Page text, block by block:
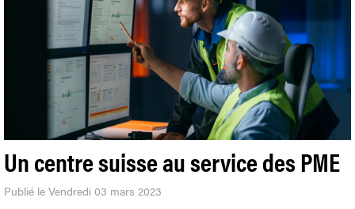
Un centre suisse au service des PME
Publié le Vendredi 03 mars 2023